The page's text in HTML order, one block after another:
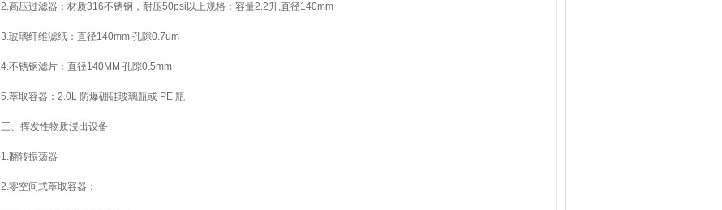
2.高压过滤器：材质316不锈钢，耐压50psi以上规格：容量2.2升,直径140mm
3.玻璃纤维滤纸：直径140mm 孔隙0.7um
4.不锈钢滤片：直径140MM 孔隙0.5mm
5.萃取容器：2.0L 防爆硼硅玻璃瓶或 PE 瓶
三、挥发性物质浸出设备
1.翻转振荡器
2.零空间式萃取容器：